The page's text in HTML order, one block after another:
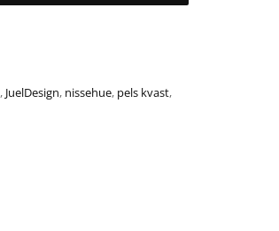
, JuelDesign, nissehue, pels kvast,